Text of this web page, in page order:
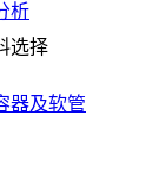
析
选择
器及软管